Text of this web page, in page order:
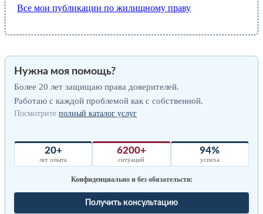
Все мои публикации по жилищному праву
Нужна моя помощь?
Более 20 лет защищаю права доверителей.
Работаю с каждой проблемой как с собственной.
Посмотрите полный каталог услуг
20+
лет опыта
6200+
ситуаций
94%
успеха
Конфиденциально и без обязательств:
Получить консультацию